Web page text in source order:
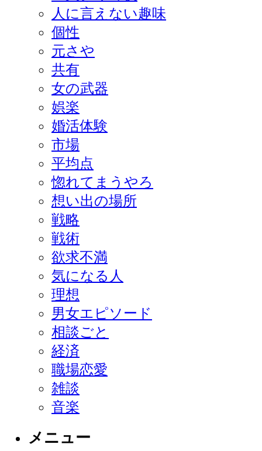
人に言えない趣味
個性
元さや
共有
女の武器
娯楽
婚活体験
市場
平均点
惚れてまうやろ
想い出の場所
戦略
戦術
欲求不満
気になる人
理想
男女エピソード
相談ごと
経済
職場恋愛
雑談
音楽
メニュー